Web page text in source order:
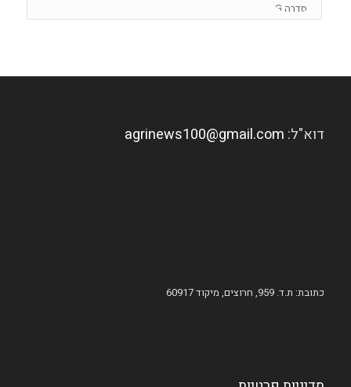
דוא"ל: agrinews100@gmail.com
כתובת: ת.ד. 959, חרוצים, מיקוד 60917